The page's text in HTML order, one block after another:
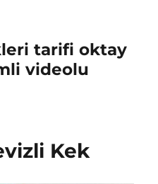
tarifi oktay
videolu
Kek